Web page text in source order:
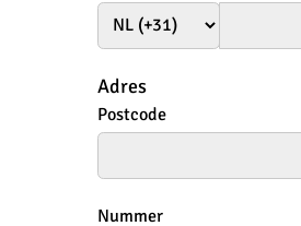
Adres
Postcode
Nummer